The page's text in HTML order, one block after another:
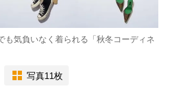
も気負いなく着られる「秋冬コーディネ
写真11枚